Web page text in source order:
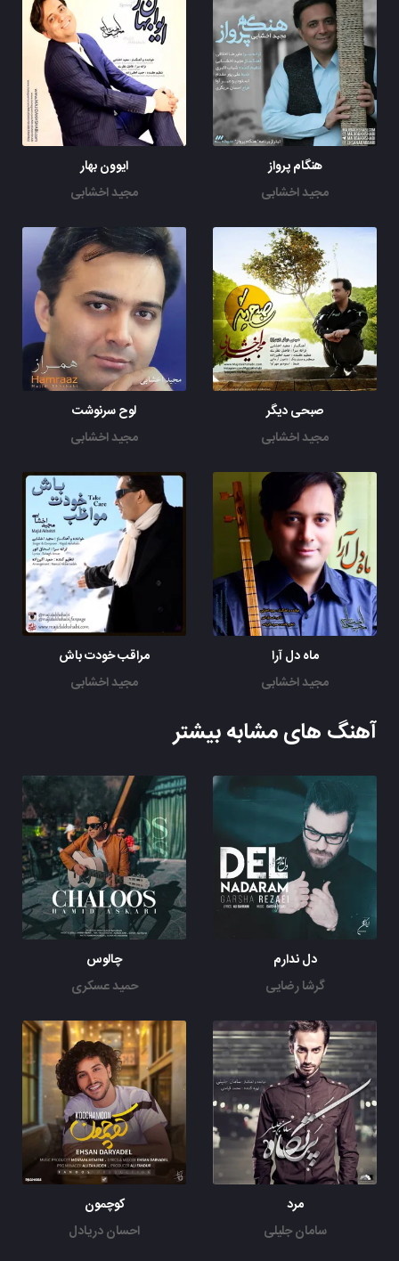
هنگام پرواز
مجید اخشابی
ایوون بهار
مجید اخشابی
صبحی دیگر
مجید اخشابی
لوح سرنوشت
مجید اخشابی
ماه دل آرا
مجید اخشابی
مراقب خودت باش
مجید اخشابی
آهنگ های مشابه بیشتر
دل ندارم
گرشا رضایی
چالوس
حمید عسکری
مرد
سامان جلیلی
کوچمون
احسان دریادل